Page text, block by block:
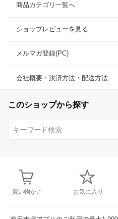
商品カテゴリ一覧へ
ショップレビューを見る
メルマガ登録(PC)
会社概要・決済方法・配送方法
このショップから探す
買い物かご お気に入り